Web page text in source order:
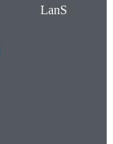
LanS